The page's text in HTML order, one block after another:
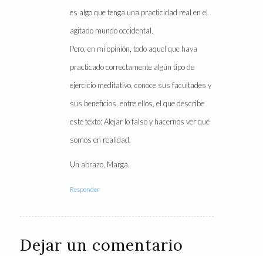
es algo que tenga una practicidad real en el
agitado mundo occidental.
Pero, en mi opinión, todo aquel que haya
practicado correctamente algún tipo de
ejercicio meditativo, conoce sus facultades y
sus beneficios, entre ellos, el que describe
este texto: Alejar lo falso y hacernos ver qué
somos en realidad.
Un abrazo, Marga.
Responder
Dejar un comentario